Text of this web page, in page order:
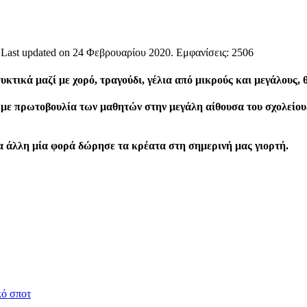
updated on 24 Φεβρουαρίου 2020. Εμφανίσεις: 2506
μαζί με χορό, τραγούδι, γέλια από μικρούς και
πρωτοβουλία των μαθητών στην μεγάλη αίθουσα του
άλλη μία φορά δώρησε τα κρέατα στη σημερινή μας γιορτή.
σποτ